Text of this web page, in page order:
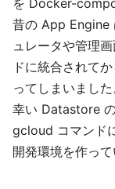
昔の App Engine
ュレータや管理
ドに統合されて
ってしまいました
幸い Datastore
gcloud コマンド
開発環境を作って